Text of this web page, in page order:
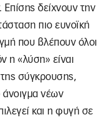
δείχνουν την
πιο ευνοϊκή
που βλέπουν όλοι
η «λύση» είναι
σύγκρουσης,
άνοιγμα νέων
και η φυγή σε